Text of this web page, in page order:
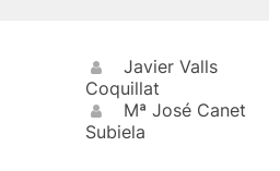
Javier Valls
Coquillat
Mª José Canet
Subiela